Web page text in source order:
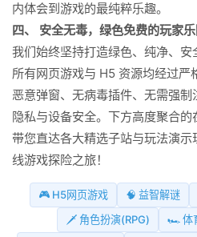
内体会到游戏的最纯粹乐趣。
四、 安全无毒，绿色免费的玩家
我们始终坚持打造绿色、纯净、
所有网页游戏与 H5 资源均经过严
恶意弹窗、无病毒插件、无需强
隐私与设备安全。下方高度聚合
带您直达各大精选子站与玩法演
线游戏探险之旅！
🎮 H5网页游戏 🧠 益智解谜
🗡️ 角色扮演(RPG)
🏎️ 体